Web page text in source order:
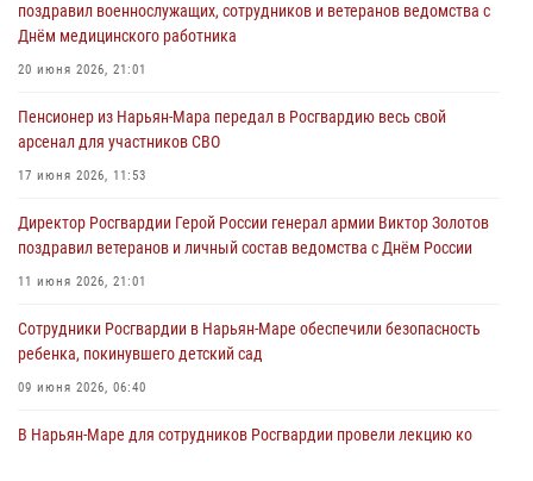
поздравил военнослужащих, сотрудников и ветеранов ведомства с
Днём медицинского работника
20 июня 2026, 21:01
Пенсионер из Нарьян-Мара передал в Росгвардию весь свой
арсенал для участников СВО
17 июня 2026, 11:53
Директор Росгвардии Герой России генерал армии Виктор Золотов
поздравил ветеранов и личный состав ведомства с Днём России
11 июня 2026, 21:01
Сотрудники Росгвардии в Нарьян-Маре обеспечили безопасность
ребенка, покинувшего детский сад
09 июня 2026, 06:40
В Нарьян-Маре для сотрудников Росгвардии провели лекцию ко